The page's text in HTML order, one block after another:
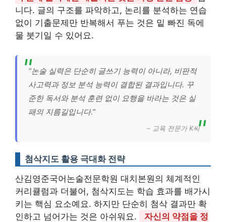
니다. 글의 구조를 파악하고, 논리를 분석하는 연습
없이 기출문제만 반복해서 푸는 것은 밑 빠진 독에
물 붓기일 수 있어요.
“논술 실력은 단순히 글쓰기 능력이 아니라, 비판적
사고력과 정보 분석 능력이 결합된 결과입니다. 꾸
준한 독서와 분석 훈련 없이 요행을 바라는 것은 실
패의 지름길입니다.”
– 교육 전문가 K씨
첨삭지도 활용 극대화 전략
산김영준국어논술전문학원 대치본원의 체계적인
커리큘럼과 더불어, 첨삭지도는 학습 효과를 배가시
키는 핵심 요소예요. 하지만 단순히 첨삭 결과만 확
인하고 넘어가는 것은 아쉬워요.
자신의 약점을 정